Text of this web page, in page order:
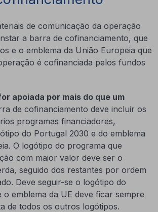
de comunicação da operação
a barra de cofinanciamento, que
e o emblema da União Europeia que
é cofinanciada pelos fundos
apoiada por mais do que um
de cofinanciamento deve incluir os
programas financiadores,
do Portugal 2030 e do emblema
O logótipo do programa que
com maior valor deve ser o
seguido dos restantes por ordem
Deve seguir-se o logótipo do
o emblema da UE deve ficar sempre
de todos os outros logótipos.